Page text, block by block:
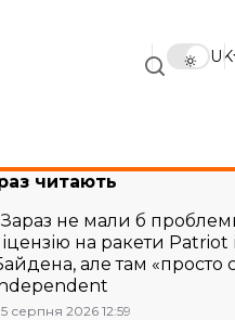
UK
читають
не мали б
на ракети Patriot
але там «просто
серпня 2026 12:59